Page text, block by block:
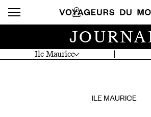
Ile Maurice
ILE MAURICE